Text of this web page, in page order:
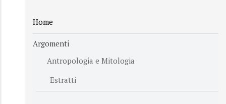
Home
Argomenti
Antropologia e Mitologia
Estratti